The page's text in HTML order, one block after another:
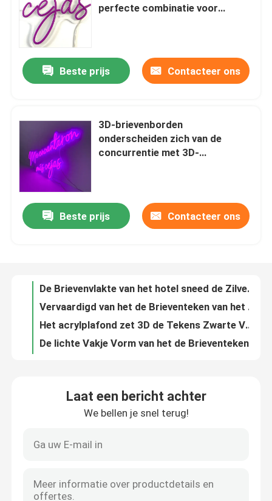
Huis
Producten
Ongeveer ons
Kwaliteitscontrole
Contacteer ons
3d brieventeken
Backlit Brieventeken
perfecte combinatie voor
Beste prijs Contacteer ons
3D-brievenborden
onderscheiden zich van de
concurrentie met 3D-
Beste prijs Contacteer ons
De Brievenvlakte van het hotel sneed de Zilveren Vervaardigde Roestvrije staal 20200mm Dikte
OEM ODM de zilveren groene 8cm Terugkeer van Roestvrij staallogo signs Openlucht
De openlucht Aangestoken Geleide Stroken verlichtten Signage Brieven Bedrijfstekens DC12V
Van het de Opslag voorkanaal van het hars Vloeibaar Aluminium van het de Brieventeken Ce ROHS
Laat een bericht achter
We bellen je snel terug!